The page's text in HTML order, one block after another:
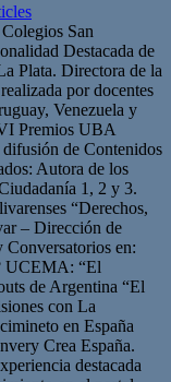
San
Destacada de
Plata. Directora de la
por docentes
Venezuela y
Premios UBA
de Contenidos
Autora de los
1, 2 y 3.
“Derechos,
– Dirección de
Conversatorios en:
UCEMA: “El
de Argentina “El
con La
en España
Crea España.
destacada